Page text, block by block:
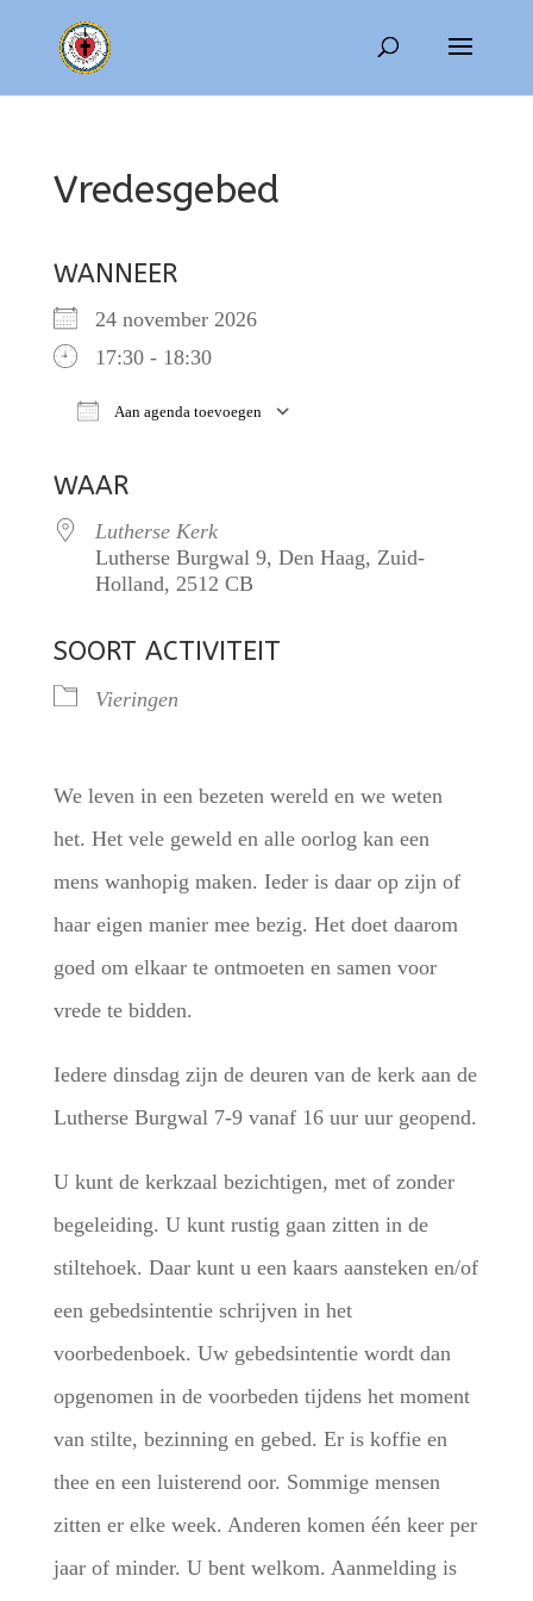
Vredesgebed
WANNEER
24 november 2026
17:30 - 18:30
Aan agenda toevoegen
WAAR
Lutherse Kerk
Lutherse Burgwal 9, Den Haag, Zuid-
Holland, 2512 CB
SOORT ACTIVITEIT
Vieringen
We leven in een bezeten wereld en we weten
het. Het vele geweld en alle oorlog kan een
mens wanhopig maken. Ieder is daar op zijn of
haar eigen manier mee bezig. Het doet daarom
goed om elkaar te ontmoeten en samen voor
vrede te bidden.
Iedere dinsdag zijn de deuren van de kerk aan de
Lutherse Burgwal 7-9 vanaf 16 uur uur geopend.
U kunt de kerkzaal bezichtigen, met of zonder
begeleiding. U kunt rustig gaan zitten in de
stiltehoek. Daar kunt u een kaars aansteken en/of
een gebedsintentie schrijven in het
voorbedenboek. Uw gebedsintentie wordt dan
opgenomen in de voorbeden tijdens het moment
van stilte, bezinning en gebed. Er is koffie en
thee en een luisterend oor. Sommige mensen
zitten er elke week. Anderen komen één keer per
jaar of minder. U bent welkom. Aanmelding is